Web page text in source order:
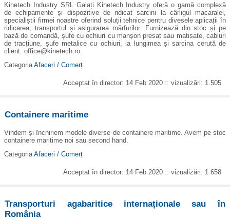
Kinetech Industry SRL Galați Kinetech Industry oferă o gamă complexă
de echipamente și dispozitive de ridicat sarcini la cârligul macaralei,
specialiștii firmei noastre oferind soluții tehnice pentru divesele aplicații în
ridicarea, transportul și asigurarea mărfurilor. Furnizează din stoc și pe
bază de comandă, șufe cu ochiuri cu manșon presat sau matisate, cabluri
de tracțiune, șufe metalice cu ochiuri, la lungimea și sarcina cerută de
client. office@kinetech.ro
Categoria Afaceri / Comerț
Acceptat în director: 14 Feb 2020 :: vizualizări: 1.505
Containere maritime
Vindem și închiriem modele diverse de containere maritime. Avem pe stoc
containere maritime noi sau second hand.
Categoria Afaceri / Comerț
Acceptat în director: 14 Feb 2020 :: vizualizări: 1.658
Transporturi agabaritice internaționale sau în
România